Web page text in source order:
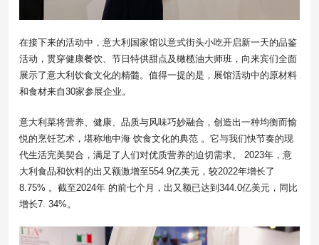
在接下来的活动中，意大利国家馆以意式街头小吃开启新一天的品鉴
活动，贯穿健康餐饮、节日特供甜点及橄榄油大师班，向来宾们全面
展示了意大利饮食文化的精髓。值得一提的是，展馆活动中的原材料
和食材来自30家参展企业。
意大利菜将营养、健康、品质与风味巧妙融合，创造出一种均衡而愉
悦的烹饪艺术，堪称地中海 饮食文化的典范 。它与我们快节奏的现
代生活完美契合，满足了人们对优质营养的迫切需求。 2023年，意
大利食品和饮料的出又额激增至554.9亿美元，较2022年增长了
8.75% 。截至2024年 的前七个月，出又额已达到344.0亿美元，同比
增长7. 34%。